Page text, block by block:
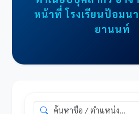
หน้าที่ โรงเรียนป้อมน
ยานนท์